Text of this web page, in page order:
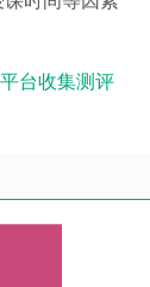
台收集测评